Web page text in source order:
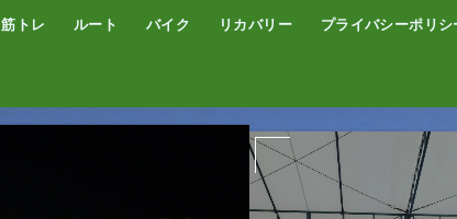
筋トレ ルート バイク リカバリー プライバシーポリシ